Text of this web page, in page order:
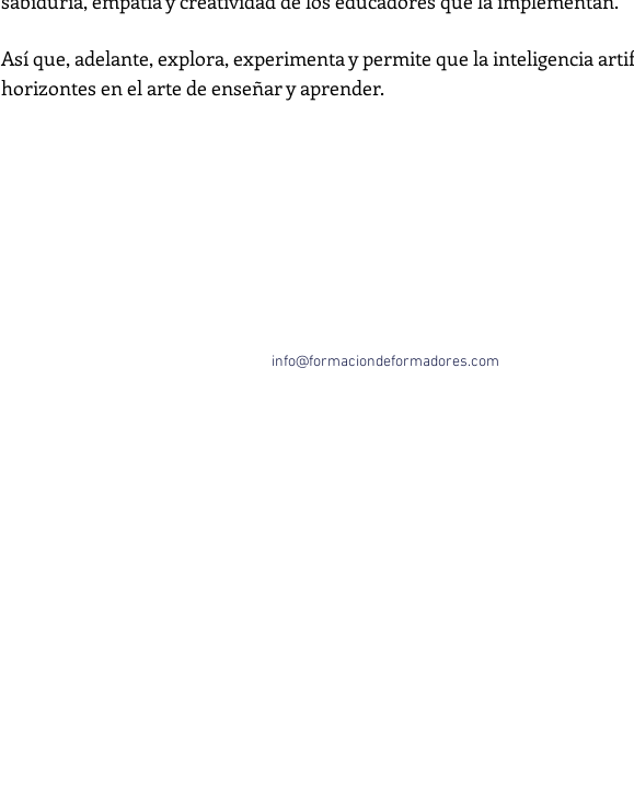
Así que, adelante, explora, experimenta y permite que la inteligencia
horizontes en el arte de enseñar y aprender.
info@formaciondeformadores.com